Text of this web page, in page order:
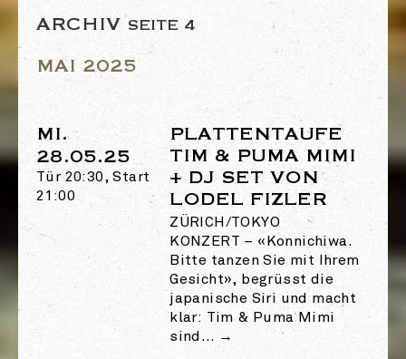
ARCHIVSEITE 4
MAI 2025
MI.
28.05.25
Tür 20:30, Start
21:00
PLATTENTAUFE
TIM & PUMA MIMI
+ DJ SET VON
LODEL FIZLER
ZÜRICH/TOKYO
KONZERT –«Konnichiwa.
Bitte tanzen Sie mit Ihrem
Gesicht», begrüsst die
japanische Siri und macht
klar: Tim & Puma Mimi
sind… →